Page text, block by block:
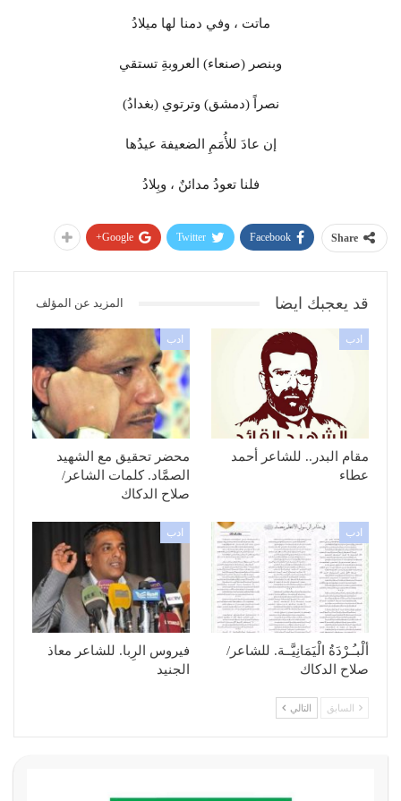
ماتت ، وفي دمنا لها ميلادُ
وبنصر (صنعاء) العروبةِ تستقي
نصراً (دمشق) وترتوي (بغدادُ)
إن عادَ للأُمَمِ الضعيفة عيدُها
فلنا تعودُ مدائنٌ ، وبِلادُ
Share
Facebook
Twitter
Google+
قد يعجبك ايضا المزيد عن المؤلف
ادب
مقام البدر.. للشاعر أحمد
عطاء
ادب
محضر تحقيق مع الشهيد
الصمَّاد. كلمات الشاعر/
صلاح الدكاك
ادب
ألْبـُـرْدَةُ الْيَمَانِيَّــة. للشاعر/
صلاح الدكاك
ادب
فيروس الرِبا. للشاعر معاذ
الجنيد
السابق التالي